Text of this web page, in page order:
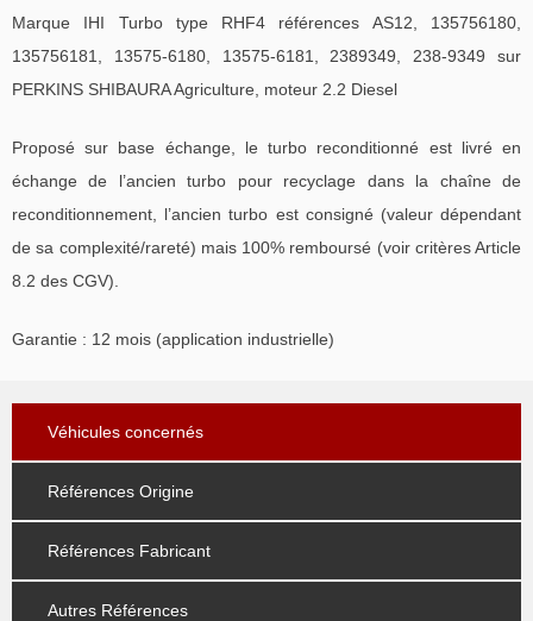
Marque IHI Turbo type RHF4 références AS12, 135756180,
135756181, 13575-6180, 13575-6181, 2389349, 238-9349 sur
PERKINS SHIBAURA Agriculture, moteur 2.2 Diesel
Proposé sur base échange, le turbo reconditionné est livré en
échange de l’ancien turbo pour recyclage dans la chaîne de
reconditionnement, l’ancien turbo est consigné (valeur dépendant
de sa complexité/rareté) mais 100% remboursé (voir critères Article
8.2 des CGV).
Garantie : 12 mois (application industrielle)
Véhicules concernés
Références Origine
Références Fabricant
Autres Références